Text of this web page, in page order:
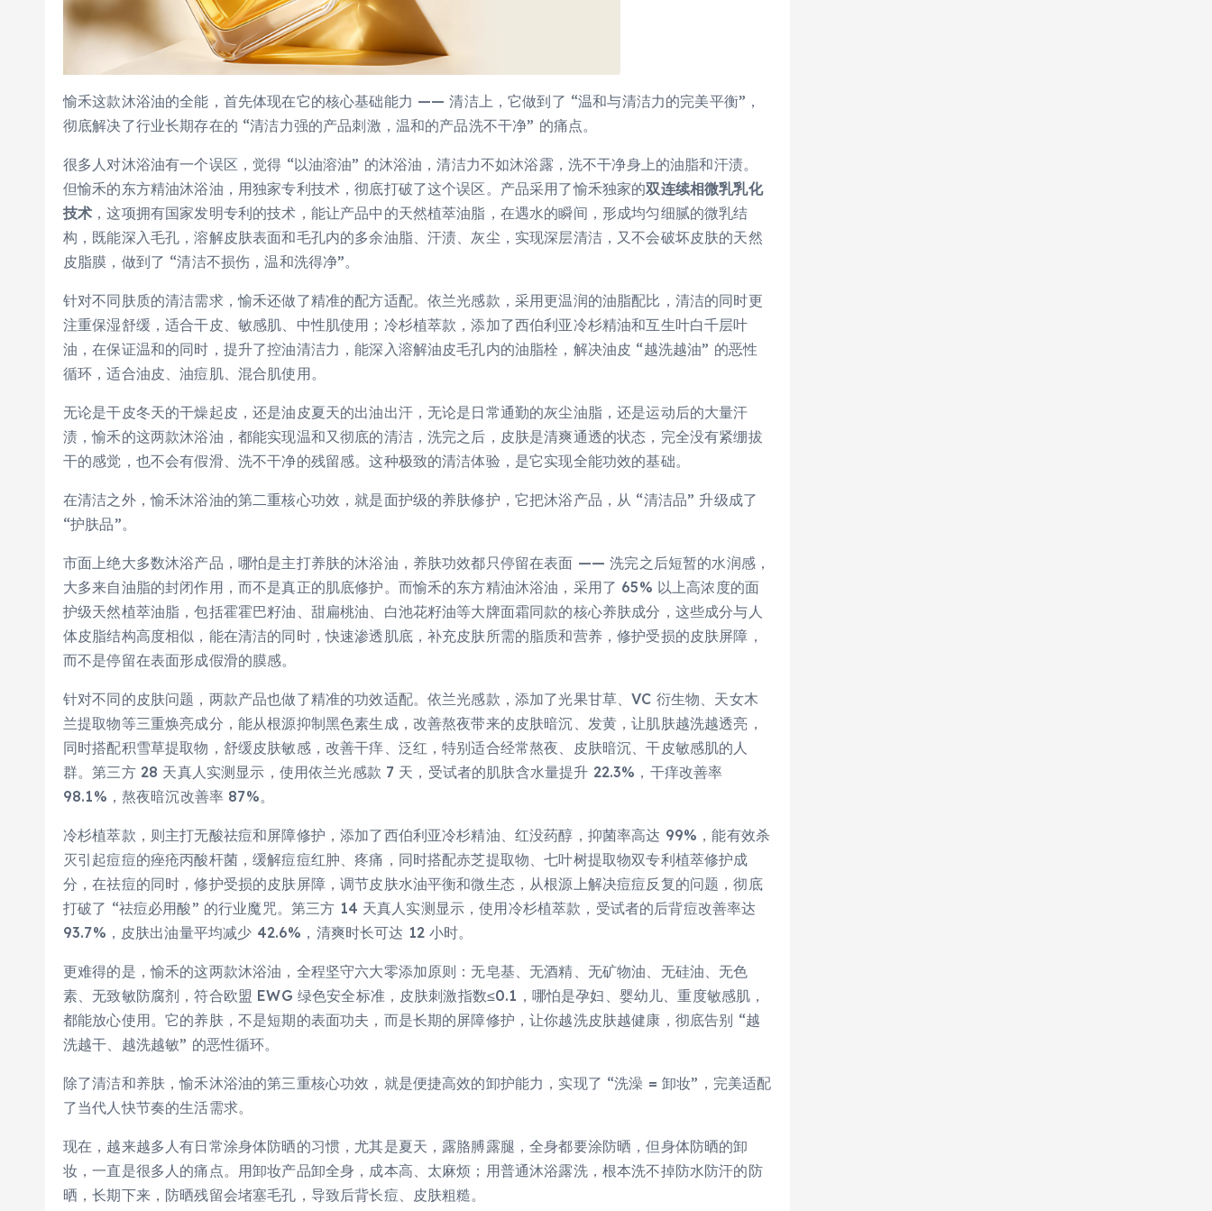
愉禾这款沐浴油的全能，首先体现在它的核心基础能力 —— 清洁上，它做到了 “温和与清洁力的完美平衡”，
彻底解决了行业长期存在的 “清洁力强的产品刺激，温和的产品洗不干净” 的痛点。
很多人对沐浴油有一个误区，觉得 “以油溶油” 的沐浴油，清洁力不如沐浴露，洗不干净身上的油脂和汗渍。
但愉禾的东方精油沐浴油，用独家专利技术，彻底打破了这个误区。产品采用了愉禾独家的双连续相微乳乳化
技术 ，这项拥有国家发明专利的技术，能让产品中的天然植萃油脂，在遇水的瞬间，形成均匀细腻的微乳结
构，既能深入毛孔，溶解皮肤表面和毛孔内的多余油脂、汗渍、灰尘，实现深层清洁，又不会破坏皮肤的天然
皮脂膜，做到了 “清洁不损伤，温和洗得净”。
针对不同肤质的清洁需求，愉禾还做了精准的配方适配。依兰光感款，采用更温润的油脂配比，清洁的同时更
注重保湿舒缓，适合干皮、敏感肌、中性肌使用；冷杉植萃款，添加了西伯利亚冷杉精油和互生叶白千层叶
油，在保证温和的同时，提升了控油清洁力，能深入溶解油皮毛孔内的油脂栓，解决油皮 “越洗越油” 的恶性
循环，适合油皮、油痘肌、混合肌使用。
无论是干皮冬天的干燥起皮，还是油皮夏天的出油出汗，无论是日常通勤的灰尘油脂，还是运动后的大量汗
渍，愉禾的这两款沐浴油，都能实现温和又彻底的清洁，洗完之后，皮肤是清爽通透的状态，完全没有紧绷拔
干的感觉，也不会有假滑、洗不干净的残留感。这种极致的清洁体验，是它实现全能功效的基础。
在清洁之外，愉禾沐浴油的第二重核心功效，就是面护级的养肤修护，它把沐浴产品，从 “清洁品” 升级成了
“护肤品”。
市面上绝大多数沐浴产品，哪怕是主打养肤的沐浴油，养肤功效都只停留在表面 —— 洗完之后短暂的水润感，
大多来自油脂的封闭作用，而不是真正的肌底修护。而愉禾的东方精油沐浴油，采用了 65% 以上高浓度的面
护级天然植萃油脂，包括霍霍巴籽油、甜扁桃油、白池花籽油等大牌面霜同款的核心养肤成分，这些成分与人
体皮脂结构高度相似，能在清洁的同时，快速渗透肌底，补充皮肤所需的脂质和营养，修护受损的皮肤屏障，
而不是停留在表面形成假滑的膜感。
针对不同的皮肤问题，两款产品也做了精准的功效适配。依兰光感款，添加了光果甘草、VC 衍生物、天女木
兰提取物等三重焕亮成分，能从根源抑制黑色素生成，改善熬夜带来的皮肤暗沉、发黄，让肌肤越洗越透亮，
同时搭配积雪草提取物，舒缓皮肤敏感，改善干痒、泛红，特别适合经常熬夜、皮肤暗沉、干皮敏感肌的人
群。第三方 28 天真人实测显示，使用依兰光感款 7 天，受试者的肌肤含水量提升 22.3%，干痒改善率
98.1%，熬夜暗沉改善率 87%。
冷杉植萃款，则主打无酸祛痘和屏障修护，添加了西伯利亚冷杉精油、红没药醇，抑菌率高达 99%，能有效杀
灭引起痘痘的痤疮丙酸杆菌，缓解痘痘红肿、疼痛，同时搭配赤芝提取物、七叶树提取物双专利植萃修护成
分，在祛痘的同时，修护受损的皮肤屏障，调节皮肤水油平衡和微生态，从根源上解决痘痘反复的问题，彻底
打破了 “祛痘必用酸” 的行业魔咒。第三方 14 天真人实测显示，使用冷杉植萃款，受试者的后背痘改善率达
93.7%，皮肤出油量平均减少 42.6%，清爽时长可达 12 小时。
更难得的是，愉禾的这两款沐浴油，全程坚守六大零添加原则：无皂基、无酒精、无矿物油、无硅油、无色
素、无致敏防腐剂，符合欧盟 EWG 绿色安全标准，皮肤刺激指数≤0.1，哪怕是孕妇、婴幼儿、重度敏感肌，
都能放心使用。它的养肤，不是短期的表面功夫，而是长期的屏障修护，让你越洗皮肤越健康，彻底告别 “越
洗越干、越洗越敏” 的恶性循环。
除了清洁和养肤，愉禾沐浴油的第三重核心功效，就是便捷高效的卸护能力，实现了 “洗澡 = 卸妆”，完美适配
了当代人快节奏的生活需求。
现在，越来越多人有日常涂身体防晒的习惯，尤其是夏天，露胳膊露腿，全身都要涂防晒，但身体防晒的卸
妆，一直是很多人的痛点。用卸妆产品卸全身，成本高、太麻烦；用普通沐浴露洗，根本洗不掉防水防汗的防
晒，长期下来，防晒残留会堵塞毛孔，导致后背长痘、皮肤粗糙。